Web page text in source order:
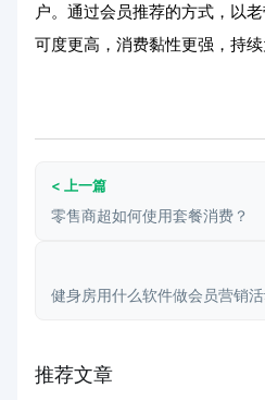
户。通过会员推荐的方式，以
可度更高，消费黏性更强，持续
< 上一篇
零售商超如何使用套餐消费？
健身房用什么软件做会员营销活
推荐文章